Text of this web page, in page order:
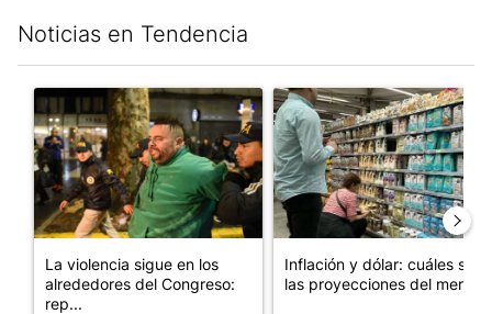
Noticias en Tendencia
Un artículo de tendencia con el título "La violencia sigue en
La violencia sigue en los
alrededores del Congreso:
rep...
Un artículo de tendencia con
Inflación y dólar: cuáles son
las proyecciones del merc...